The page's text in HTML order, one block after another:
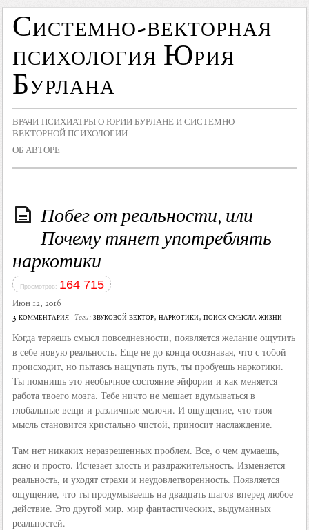
Системно-векторная
психология Юрия
Бурлана
ВРАЧИ-ПСИХИАТРЫ О ЮРИИ БУРЛАНЕ И СИСТЕМНО-
ВЕКТОРНОЙ ПСИХОЛОГИИ
ОБ АВТОРЕ
Побег от реальности, или
Почему тянет употреблять
наркотики
Просмотров: 164 715
Июн 12, 2016
3 комментария Теги:звуковой вектор, наркотики, поиск смысла жизни
Когда теряешь смысл повседневности, появляется желание ощутить
в себе новую реальность. Еще не до конца осознавая, что с тобой
происходит, но пытаясь нащупать путь, ты пробуешь наркотики.
Ты помнишь это необычное состояние эйфории и как меняется
работа твоего мозга. Тебе ничто не мешает вдумываться в
глобальные вещи и различные мелочи. И ощущение, что твоя
мысль становится кристально чистой, приносит наслаждение.
Там нет никаких неразрешенных проблем. Все, о чем думаешь,
ясно и просто. Исчезает злость и раздражительность. Изменяется
реальность, и уходят страхи и неудовлетворенность. Появляется
ощущение, что ты продумываешь на двадцать шагов вперед любое
действие. Это другой мир, мир фантастических, выдуманных
реальностей.